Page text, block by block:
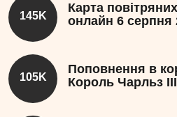
145K
Карта
онлайн 6 серпня
105K
Поповнення в
Король Чарльз